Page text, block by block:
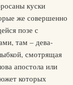
куски
же совершенно
позе с
там – дева-
смотрящая
апостола или
которых